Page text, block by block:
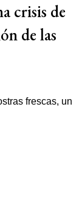
crisis de
de las